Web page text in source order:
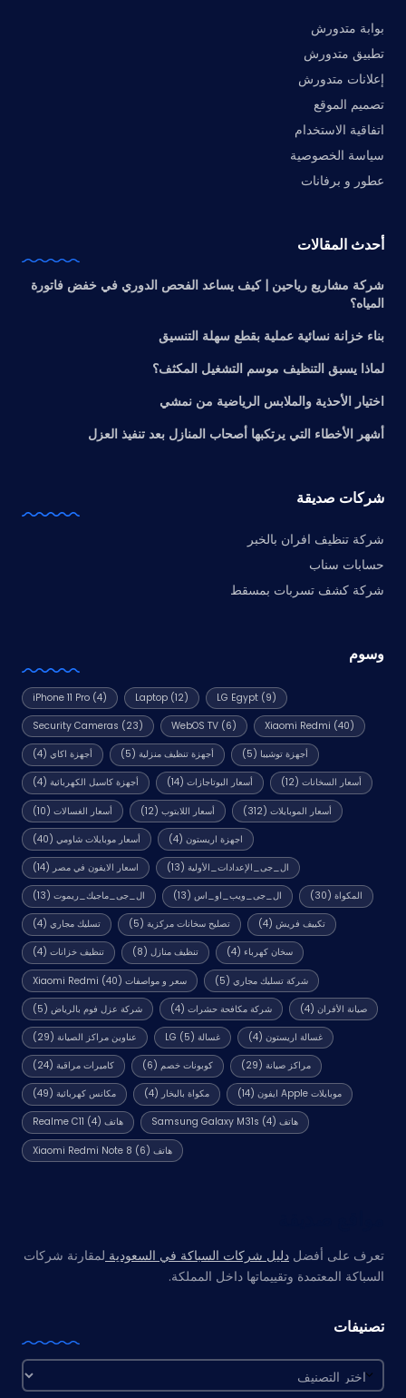
بوابة متدورش
تطبيق متدورش
إعلانات متدورش
تصميم الموقع
اتفاقية الاستخدام
سياسة الخصوصية
عطور و برفانات
أحدث المقالات
شركة مشاريع رياحين | كيف يساعد الفحص الدوري في خفض فاتورة
المياه؟
بناء خزانة نسائية عملية بقطع سهلة التنسيق
لماذا يسبق التنظيف موسم التشغيل المكثف؟
اختيار الأحذية والملابس الرياضية من نمشي
أشهر الأخطاء التي يرتكبها أصحاب المنازل بعد تنفيذ العزل
شركات صديقة
شركة تنظيف افران بالخبر
حسابات سناب
شركة كشف تسربات بمسقط
وسوم
iPhone 11 Pro (4) Laptop(12) LG Egypt(9)
Security Cameras (23) WebOS TV(6) Xiaomi Redmi (40)
أجهزة اكاي(4) أجهزة تنظيف منزلية (5) أجهزة توشيبا (5)
أجهزة كاسيل الكهربائية(4) أسعار البوتاجازات (14) أسعار السخانات (12)
أسعار الغسالات(10) أسعار اللابتوب (12) أسعار الموبايلات (312)
أسعار موبايلات شاومي(40) اجهزة اريستون (4)
اسعار الايفون في مصر (14) ال_جى_الإعدادات_الأولية (13)
ال_جى_ماجيك_ريموت(13) ال_جى_ويب_او_اس (13) المكواة (30)
تسليك مجاري(4) تصليح سخانات مركزية (5) تكييف فريش (4)
تنظيف خزانات(4) تنظيف منازل (8) سخان كهرباء (4)
سعر و مواصفات Xiaomi Redmi (40) شركة تسليك مجاري (5)
شركة عزل فوم بالرياض(5) شركة مكافحة حشرات (4) صيانة الأفران (4)
عناوين مراكز الصيانة(29) غسالة LG (5) غسالة اريستون (4)
كاميرات مراقبة(24) كوبونات خصم (6) مراكز صيانة (29)
مكانس كهربائية(49) مكواة بالبخار (4) موبايلات Apple ايفون (14)
هاتف Realme C11 (4) هاتف Samsung Galaxy M31s (4)
هاتف Xiaomi Redmi Note 8 (6)
تعرف على أفضل دليل شركات السباكة في السعودية لمقارنة شركات
السباكة المعتمدة وتقييماتها داخل المملكة.
تصنيفات
تصنيفات